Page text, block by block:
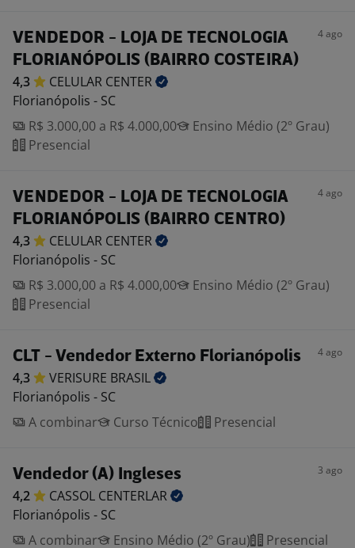
VENDEDOR - LOJA DE TECNOLOGIA
FLORIANÓPOLIS (BAIRRO COSTEIRA)
4 ago
4,3 CELULAR CENTER
Florianópolis - SC
R$ 3.000,00 a R$ 4.000,00
Ensino Médio (2º Grau)
Presencial
VENDEDOR - LOJA DE TECNOLOGIA
FLORIANÓPOLIS (BAIRRO CENTRO)
4 ago
4,3 CELULAR CENTER
Florianópolis - SC
R$ 3.000,00 a R$ 4.000,00
Ensino Médio (2º Grau)
Presencial
CLT - Vendedor Externo Florianópolis 4 ago
4,3 VERISURE BRASIL
Florianópolis - SC
A combinar
Curso Técnico Presencial
Vendedor (A) Ingleses 3 ago
4,2 CASSOL CENTERLAR
Florianópolis - SC
A combinar
Ensino Médio (2º Grau)
Presencial